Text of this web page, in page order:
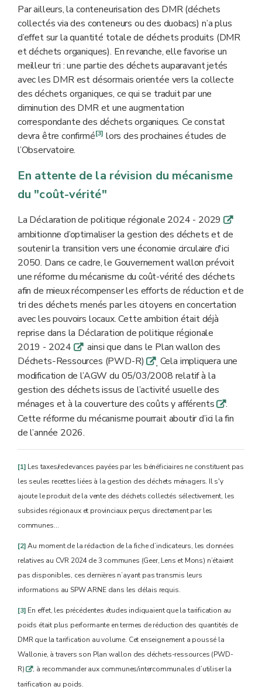
Par ailleurs, la conteneurisation des DMR (déchets
collectés via des conteneurs ou des duobacs) n’a plus
d’effet sur la quantité totale de déchets produits (DMR
et déchets organiques). En revanche, elle favorise un
meilleur tri : une partie des déchets auparavant jetés
avec les DMR est désormais orientée vers la collecte
des déchets organiques, ce qui se traduit par une
diminution des DMR et une augmentation
correspondante des déchets organiques. Ce constat
devra être confirmé[3] lors des prochaines études de
l’Observatoire.
En attente de la révision du mécanisme
du "coût-vérité"
La Déclaration de politique régionale 2024 - 2029 q
ambitionne d’optimaliser la gestion des déchets et de
soutenir la transition vers une économie circulaire d'ici
2050. Dans ce cadre, le Gouvernement wallon prévoit
une réforme du mécanisme du coût-vérité des déchets
afin de mieux récompenser les efforts de réduction et de
tri des déchets menés par les citoyens en concertation
avec les pouvoirs locaux. Cette ambition était déjà
reprise dans la Déclaration de politique régionale
2019 - 2024 q ainsi que dans le Plan wallon des
Déchets‑Ressources (PWD-R)q. Cela impliquera une
modification de l’AGW du 05/03/2008 relatif à la
gestion des déchets issus de l’activité usuelle des
ménages et à la couverture des coûts y afférentsq.
Cette réforme du mécanisme pourrait aboutir d’ici la fin
de l’année 2026.
[1] Les taxes/redevances payées par les bénéficiaires ne constituent pas
les seules recettes liées à la gestion des déchets ménagers. Il s'y
ajoute le produit de la vente des déchets collectés sélectivement, les
subsides régionaux et provinciaux perçus directement par les
communes…
[2]Au moment de la rédaction de la fiche d’indicateurs, les données
relatives au CVR 2024 de 3 communes (Geer, Lens et Mons) n’étaient
pas disponibles, ces dernières n’ayant pas transmis leurs
informations au SPW ARNE dans les délais requis.
[3] En effet, les précédentes études indiquaient que la tarification au
poids était plus performante en termes de réduction des quantités de
DMR que la tarification au volume. Cet enseignement a poussé la
Wallonie, à travers son Plan wallon des déchets-ressources (PWD-
R)q, à recommander aux communes/intercommunales d’utiliser la
tarification au poids.